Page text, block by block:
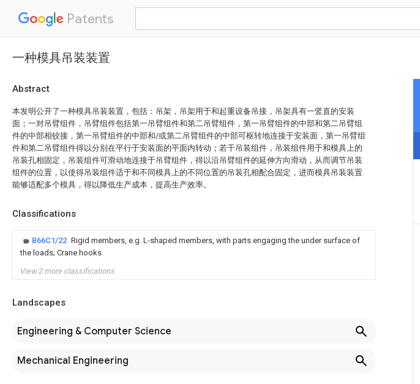
Patents
一种模具吊装装置
Abstract
本发明公开了一种模具吊装装置，包括：吊架，吊架用于和起重设备吊接，吊架具有一竖直的安装
面；一对吊臂组件，吊臂组件包括第一吊臂组件和第二吊臂组件，第一吊臂组件的中部和第二吊臂组
件的中部相铰接，第一吊臂组件的中部和/或第二吊臂组件的中部可枢转地连接于安装面，第一吊臂组
件和第二吊臂组件得以分别在平行于安装面的平面内转动；若干吊装组件，吊装组件用于和模具上的
吊装孔相固定，吊装组件可滑动地连接于吊臂组件，得以沿吊臂组件的延伸方向滑动，从而调节吊装
组件的位置，以使得吊装组件适于和不同模具上的不同位置的吊装孔相配合固定，进而模具吊装装置
能够适配多个模具，得以降低生产成本，提高生产效率。
Classifications
B66C1/22 Rigid members, e.g. L-shaped members, with parts engaging the under surface of
the loads; Crane hooks
View 2 more classifications
Landscapes
Engineering & Computer Science
Mechanical Engineering